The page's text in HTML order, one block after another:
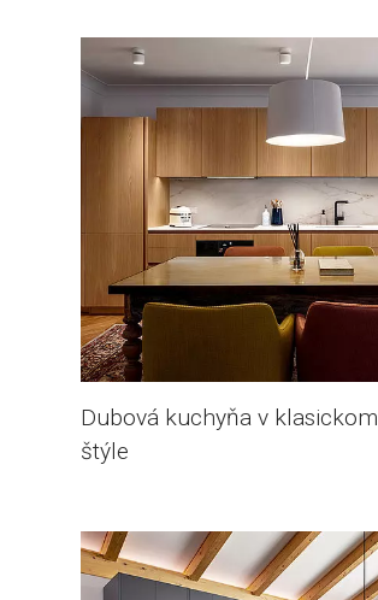
Dubová kuchyňa v klasickom
štýle